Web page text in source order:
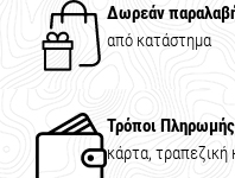
Δωρεάν
από κατάστημα
Τρόποι Πληρωμής
κάρτα, τραπεζική